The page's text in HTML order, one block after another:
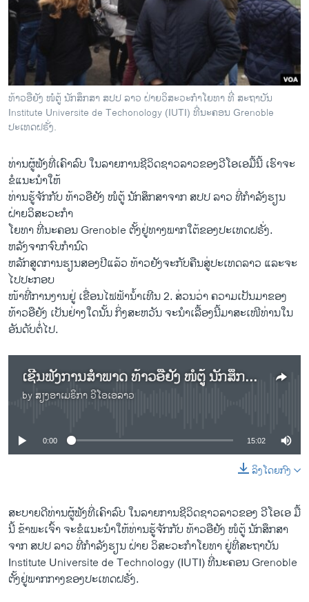
ວິທະຍາສາດ-ເທັກໂນໂລຈີ
ທຸລະກິດ
ພາສາອັງກິດ
ວີດີໂອ
ສຽງ
ລາຍງານ
ພາສາຕ່າງໆ
ທ້າວອືຍັງ ໜໍຕູ້ ນັກສຶກສາ ສປປ ລາວ ຝ່າຍວິສະວະກຳໂຍທາ ທີ່ ສະຖາບັນ
Institute Universite de Techonology (IUTI) ທີ່ນະຄອນ Grenoble
ປະເທດຝຣັ່ງ.
ທ່ານຜູ້ຟັງທີ່ເຄົາລົບ ໃນລາຍການຊີວິດຊາວລາວຂອງວີໂອເອມື້ນີ້ ເຮົາຈະ
ຂໍແນະນຳໃຫ້
ທ່ານຮູ້ຈັກກັບ ທ້າວອືຢັງ ໜໍຕູ້ ນັກສຶກສາຈາກ ສປປ ລາວ ທີ່ກຳລັງຮຽນ
ຝ່າຍວິສະວະກຳ
ໂຍທາ ທີ່ນະຄອນ Grenoble ຕັ້ງ​ຢູ່​ທາງພາກໃຕ້ຂອງປະເທດຝຣັ່ງ.
ຫລັງຈາກຈົບກຳນົດ
ຫລັກສູດການຮຽນສອງປີແລ້ວ ທ້າວຢັງຈະກັບຄືນສູ່ປະເທດລາວ ແລະຈະ
ໄປປະກອບ
ໜ້າທີ່ການງານຢູ່ ເຂື່ອນໄຟຟ້ານໍ້າເທີນ 2. ສ່ວນວ່າ ຄວາມເປັນມາຂອງ
ທ້າວອືຍັງ ​ເປັນ​ຢ່າງໃດນັ້ນ ກິ່ງສະຫວັນ ຈະນຳເລື້ອງນີ້ມາສະເໜີທ່ານໃນ
ອັນດັບຕໍ່ໄປ.
ເຊີນຟັງການສຳພາດ ທ້າວອືຢັງ ໜໍຕູ້ ນັກສຶກສາຝ່າຍວິຊະວະກຳໂຍທາ ທີ່ປະເທດຝຣັ່ງ
by ສຽງອາເມຣິກາ ວີໂອເອລາວ
No media source currently available
0:00 15:02
ລິງໂດຍກົງ
ສະບາຍດີທ່ານຜູ້ຟັງທີ່ເຄົາລົບ ໃນລາຍການຊີວິດຊາວລາວຂອງ ວີໂອເອ ມື້
ນີ້ ຂ້າພະເຈົ້າ ຈະຂໍແນະນຳໃຫ້ທ່ານຮູ້ຈັກກັບ ທ້າວອືຢັງ ໜໍ​ຕູ້ ນັກສຶກສາ
ຈາກ ສປປ ລາວ ທີ່ກຳລັງຮຽນ ຝ່າຍ ວິສະວະກຳໂຍທາ ຢູ່ທີ່ສະ​ຖາ​ບັນ
Institute Universite de Technology (IUTI) ທີ່ນະຄອນ Grenoble
ຕັ້ງຢູ່ພາກກາງຂອງປະເທດຝຣັ່ງ.